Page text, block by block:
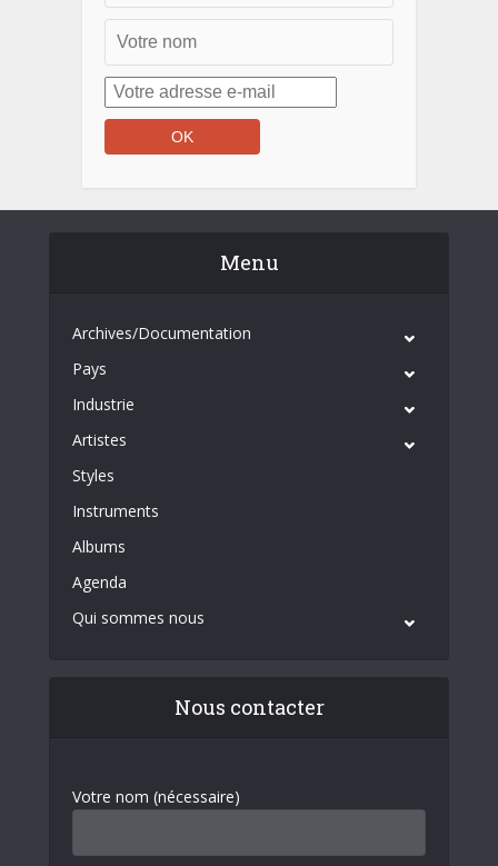
Menu
Archives/Documentation
Pays
Industrie
Artistes
Styles
Instruments
Albums
Agenda
Qui sommes nous
Nous contacter
Votre nom (nécessaire)